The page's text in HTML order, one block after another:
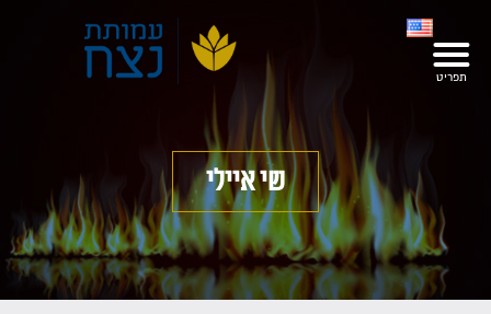
שי איילי